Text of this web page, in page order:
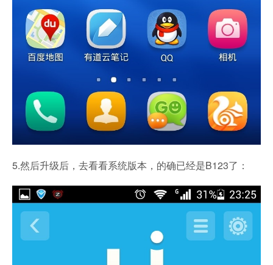
5.然后升级后，去看看系统版本，的确已经是B123了：